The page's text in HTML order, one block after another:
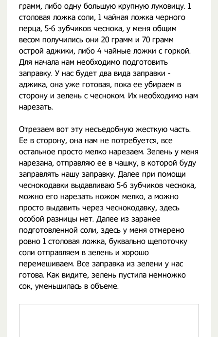
грамм, либо одну большую крупную луковицу. 1
столовая ложка соли, 1 чайная ложка черного
перца, 5-6 зубчиков чеснока, у меня общим
весом получились они 20 грамм и 70 грамм
острой аджики, либо 4 чайные ложки с горкой.
Для начала нам необходимо подготовить
заправку. У нас будет два вида заправки -
аджика, она уже готовая, пока ее убираем в
сторону и зелень с чесноком. Их необходимо нам
нарезать.
Отрезаем вот эту несъедобную жесткую часть.
Ее в сторону, она нам не потребуется, все
остальное просто мелко нарезаем. Зелень у меня
нарезана, отправляю ее в чашку, в которой буду
заправлять нашу заправку. Далее при помощи
чеснокодавки выдавливаю 5-6 зубчиков чеснока,
можно его нарезать ножом мелко, а можно
просто выдавить через чеснокодавку, здесь
особой разницы нет. Далее из заранее
подготовленной соли, здесь у меня отмерено
ровно 1 столовая ложка, буквально щепоточку
соли отправляем в зелень и хорошо
перемешиваем. Все заправка из зелени у нас
готова. Как видите, зелень пустила немножко
сок, уменьшилась в объеме.